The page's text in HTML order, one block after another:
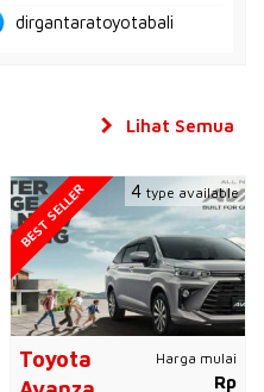
dirgantaratoyotabali
Toyota
Harga mulai
Rp
BEST SELLER 4 type available
Lihat Semua